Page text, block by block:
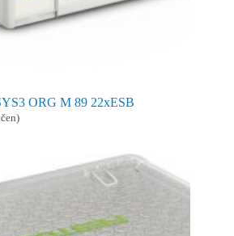
ORG M 89 22xESB